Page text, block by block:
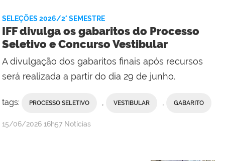
Comunicação
Social
do
Campus
SELEÇÕES 2026/2° SEMESTRE
IFF divulga os gabaritos do Processo
Seletivo e Concurso Vestibular
A divulgação dos gabaritos finais após recursos
será realizada a partir do dia 29 de junho.
tags: PROCESSO SELETIVO VESTIBULAR GABARITO
por
publicado
15/06/2026 16h57 Notícias